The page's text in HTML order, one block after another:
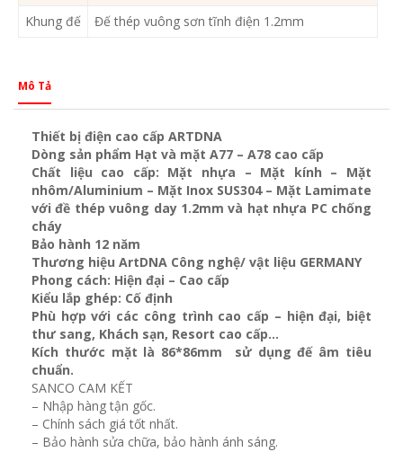
Khung đế Đế thép vuông sơn tĩnh điện 1.2mm
Mô Tả
Thiết bị điện cao cấp ARTDNA
Dòng sản phẩm Hạt và mặt A77 – A78 cao cấp
Chất liệu cao cấp: Mặt nhựa – Mặt kính – Mặt
nhôm/Aluminium – Mặt Inox SUS304 – Mặt Lamimate
với đề thép vuông day 1.2mm và hạt nhựa PC chống
cháy
Bảo hành 12 năm
Thương hiệu ArtDNA Công nghệ/ vật liệu GERMANY
Phong cách: Hiện đại – Cao cấp
Kiểu lắp ghép: Cố định
Phù hợp với các công trình cao cấp – hiện đại, biệt
thư sang, Khách sạn, Resort cao cấp…
Kích thước mặt là 86*86mm sử dụng đế âm tiêu
chuẩn.
SANCO CAM KẾT
– Nhập hàng tận gốc.
– Chính sách giá tốt nhất.
– Bảo hành sửa chữa, bảo hành ánh sáng.